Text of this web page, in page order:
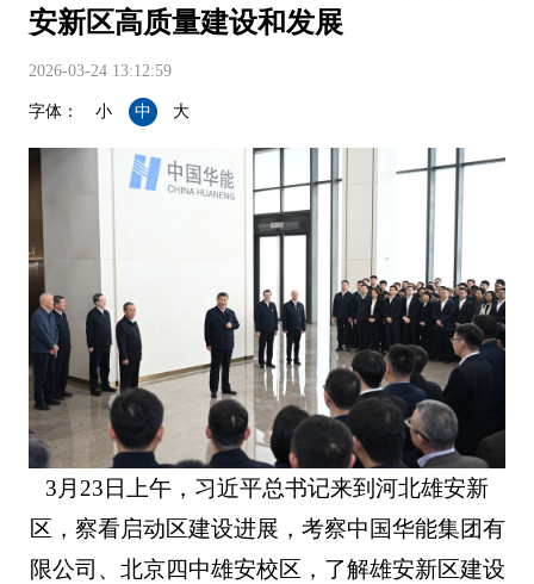
安新区高质量建设和发展
2026-03-24 13:12:59
字体： 小 中 大
3月23日上午，习近平总书记来到河北雄安新
区，察看启动区建设进展，考察中国华能集团有
限公司、北京四中雄安校区，了解雄安新区建设